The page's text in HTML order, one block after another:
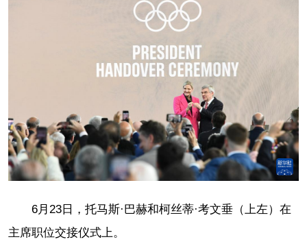
6月23日，托马斯·巴赫和柯丝蒂·考文垂（上左）在
主席职位交接仪式上。